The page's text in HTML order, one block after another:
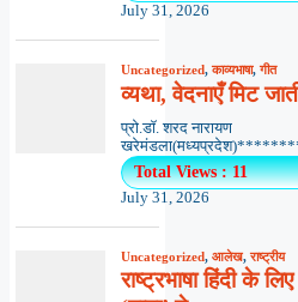
July 31, 2026
Uncategorized,काव्यभाषा,गीत
व्यथा, वेदनाएँ मिट
प्रो.डॉ. शरद नारायण
Total Views : 11
July 31, 2026
Uncategorized, आलेख,राष्ट्रीय
राष्ट्रभाषा हिंदी के